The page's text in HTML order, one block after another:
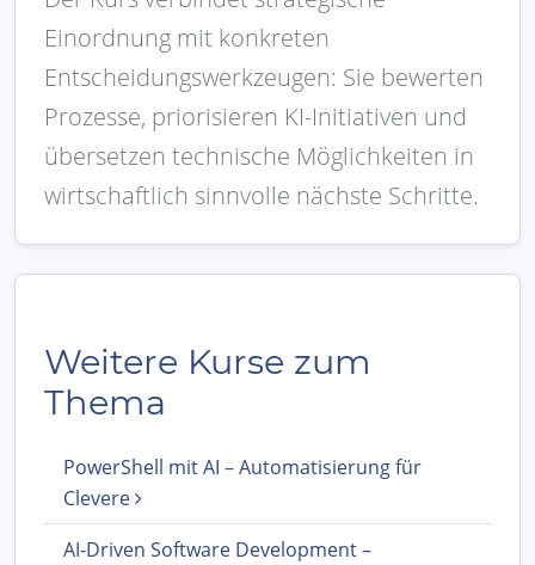
Einordnung mit konkreten
Entscheidungswerkzeugen: Sie bewerten
Prozesse, priorisieren KI-Initiativen und
übersetzen technische Möglichkeiten in
wirtschaftlich sinnvolle nächste Schritte.
Weitere Kurse zum
Thema
PowerShell mit AI – Automatisierung für
Clevere
AI-Driven Software Development –